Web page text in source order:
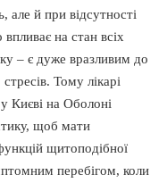
але й при відсутності
на стан всіх
– є дуже вразливим до
Тому лікарі
Києві на Оболоні
щоб мати
щитоподібної
перебігом, коли